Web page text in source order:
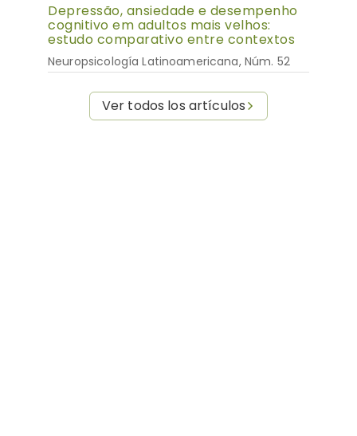
Depressão, ansiedade e desempenho
cognitivo em adultos mais velhos:
estudo comparativo entre contextos
Neuropsicología Latinoamericana, Núm. 52
Ver todos los artículos